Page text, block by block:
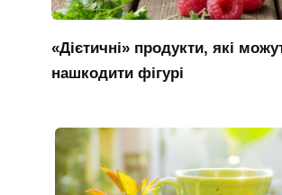
«Дієтичні» продукти, які
нашкодити фігурі